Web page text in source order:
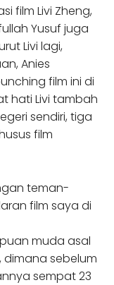
film Livi Zheng,
Yusuf juga
Livi lagi,
Anies
film ini di
hati Livi tambah
sendiri, tiga
film
teman-
film saya di
muda asal
dimana sebelum
sempat 23